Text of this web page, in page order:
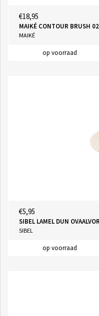
€18,95
MAIKÉ CONTOUR BRUSH 02
MAIKÉ
op voorraad
€5,95
SIBEL LAMEL DUN
SIBEL
op voorraad